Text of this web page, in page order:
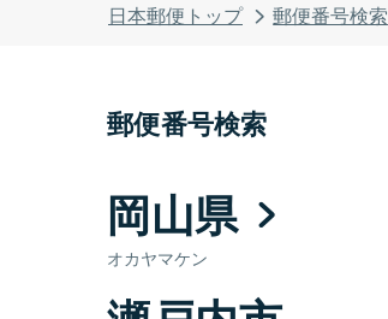
日本郵便トップ 郵便番号検索
郵便番号検索
岡山県
オカヤマケン